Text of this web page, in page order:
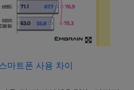
마트폰 사용 차이